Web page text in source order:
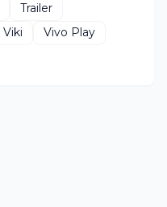
Trailer
Viki
Vivo Play